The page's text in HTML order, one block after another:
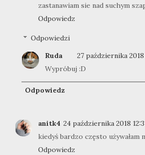
zastanawiam sie nad suchym
Odpowiedz
Odpowiedzi
Ruda
27 października 2018
Wypróbuj :D
Odpowiedz
anitk4 24 października 2018
kiedyś bardzo często używałam
Odpowiedz